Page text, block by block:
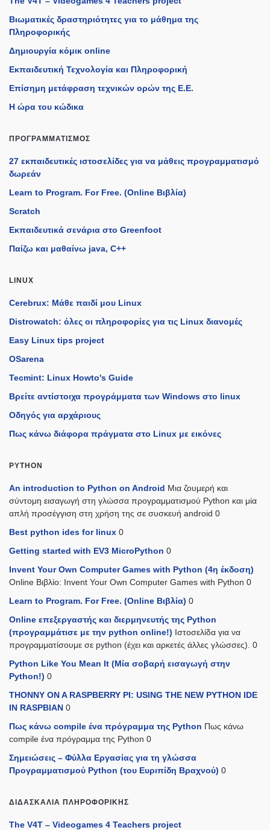
Βιωματικές δραστηριότητες για το μάθημα της
Πληροφορικής
Δημιουργία κόμικ online
Εκπαιδευτική Τεχνολογία και Πληροφορική
Επίσημη μετάφραση τεχνικών ορών της Ε.Ε.
Η ώρα του κώδικα
ΠΡΟΓΡΑΜΜΑΤΙΣΜΌΣ
27 εκπαιδευτικές ιστοσελίδες για να μάθεις προγραμματισμό
δωρεάν
Learn to Program. For Free. (Online Βιβλία)
Scratch
Εκπαιδευτικά σενάρια στο Greenfoot
Παίζω και μαθαίνω java, C++
LINUX
Cerebrux: Μάθε παιδί μου Linux
Distrowatch: όλες οι πληροφορίες για τις Linux διανομές
Easy Linux tips project
OSarena
Tecmint: Linux Howto's Guide
Βρείτε αντίστοιχα προγράμματα των Windows στο linux
Οδηγός για αρχάριους
Πως κάνω διάφορα πράγματα στο Linux με εικόνες
PYTHON
An introduction to Python on Android Μια ζουμερή και
σύντομη εισαγωγή στη γλώσσα προγραμματισμού Python και μία
απλή προσέγγιση στη χρήση της σε συσκευή android 0
Best python ides for linux 0
Getting started with EV3 MicroPython 0
Invent Your Own Computer Games with Python (4η έκδοση)
Online Βιβλίο: Invent Your Own Computer Games with Python 0
Learn to Program. For Free. (Online Βιβλία) 0
Online επεξεργαστής και διερμηνευτής της Python
(προγραμμάτισε με την python online!) Ιστοσελίδα για να
προγραμματίσουμε σε python (έχει και αρκετές άλλες γλώσσες). 0
Python Like You Mean It (Mία σοβαρή εισαγωγή στην
Python!) 0
THONNY ON A RASPBERRY PI: USING THE NEW PYTHON IDE
IN RASPBIAN 0
Πως κάνω compile ένα πρόγραμμα της Python Πως κάνω
compile ένα πρόγραμμα της Python 0
Σημειώσεις – Φύλλα Εργασίας για τη γλώσσα
Προγραμματισμού Python (του Ευριπίδη Βραχνού) 0
ΔΙΔΑΣΚΑΛΊΑ ΠΛΗΡΟΦΟΡΙΚΉΣ
The V4T – Videogames 4 Teachers project